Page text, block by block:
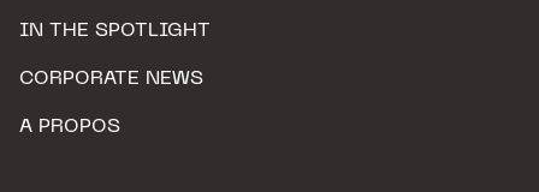
IN THE SPOTLIGHT
CORPORATE NEWS
A PROPOS